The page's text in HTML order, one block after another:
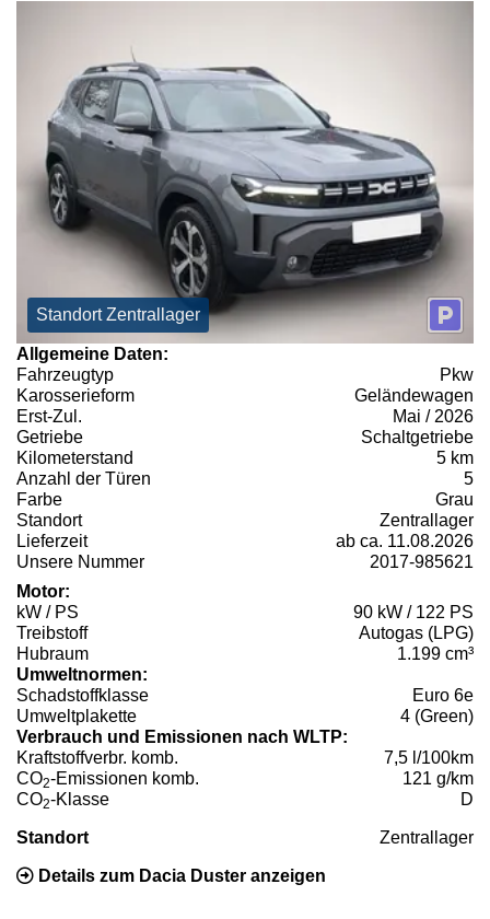
Standort Zentrallager
Allgemeine Daten:
Fahrzeugtyp
Pkw
Karosserieform
Geländewagen
Erst-Zul.
Mai / 2026
Getriebe
Schaltgetriebe
Kilometerstand
5 km
Anzahl der Türen
5
Farbe
Grau
Standort
Zentrallager
Lieferzeit
ab ca. 11.08.2026
Unsere Nummer
2017-985621
Motor:
kW / PS
90 kW / 122 PS
Treibstoff
Autogas (LPG)
Hubraum
1.199 cm³
Umweltnormen:
Schadstoffklasse
Euro 6e
Umweltplakette
4 (Green)
Verbrauch und Emissionen nach WLTP:
Kraftstoffverbr. komb.
7,5 l/100km
CO2-Emissionen komb.
121 g/km
CO2-Klasse D
Standort Zentrallager
Details zum Dacia Duster anzeigen